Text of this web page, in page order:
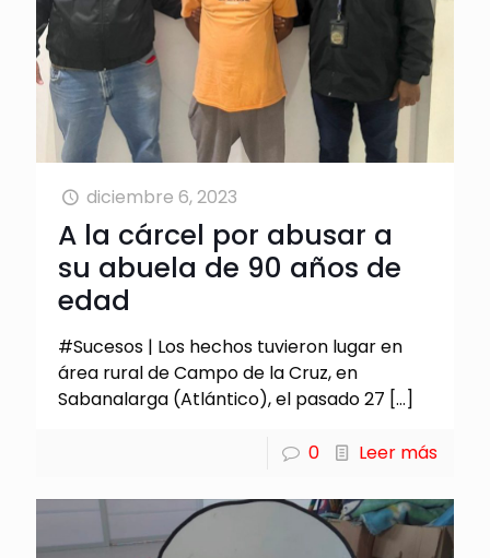
diciembre 6, 2023
A la cárcel por abusar a
su abuela de 90 años de
edad
#Sucesos | Los hechos tuvieron lugar en
área rural de Campo de la Cruz, en
Sabanalarga (Atlántico), el pasado 27 […]
0 Leer más